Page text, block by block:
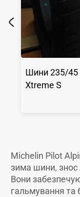
Шини235/45
Xtreme S
Michelin Pilot
зима шини,
Вони
гальмування та